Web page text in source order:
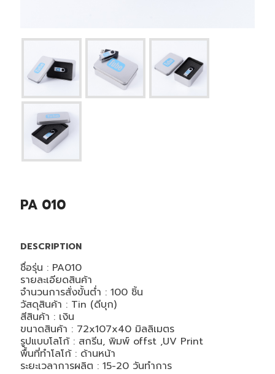
PA 010
DESCRIPTION
ชื่อรุ่น : PA010
รายละเอียดสินค้า
จำนวนการสั่งขั้นต่ำ : 100 ชิ้น
วัสดุสินค้า : Tin (ดีบุก)
สีสินค้า : เงิน
ขนาดสินค้า : 72x107x40 มิลลิเมตร
รูปแบบโลโก้ : สกรีน, พิมพ์ offst ,UV Print
พื้นที่ทำโลโก้ : ด้านหน้า
ระยะเวลาการผลิต : 15-20 วันทำการ